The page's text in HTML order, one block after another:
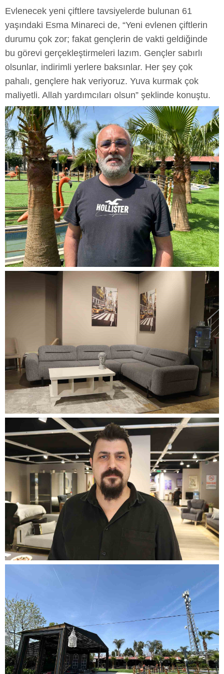
Evlenecek yeni çiftlere tavsiyelerde bulunan 61
yaşındaki Esma Minareci de, “Yeni evlenen çiftlerin
durumu çok zor; fakat gençlerin de vakti geldiğinde
bu görevi gerçekleştirmeleri lazım. Gençler sabırlı
olsunlar, indirimli yerlere baksınlar. Her şey çok
pahalı, gençlere hak veriyoruz. Yuva kurmak çok
maliyetli. Allah yardımcıları olsun” şeklinde konuştu.